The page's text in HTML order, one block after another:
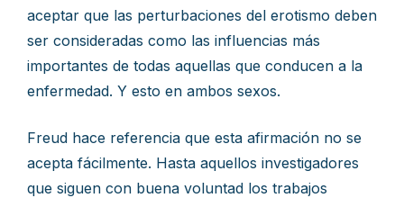
aceptar que las perturbaciones del erotismo deben
ser consideradas como las influencias más
importantes de todas aquellas que conducen a la
enfermedad. Y esto en ambos sexos.
Freud hace referencia que esta afirmación no se
acepta fácilmente. Hasta aquellos investigadores
que siguen con buena voluntad los trabajos